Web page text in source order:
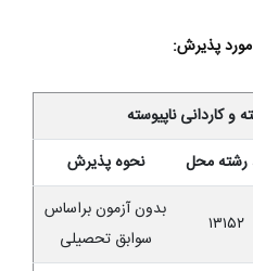
پذیرش:
و کاردانی ناپیوسته
رشته محل نحوه پذیرش
۱۳۱۵۲
بدون آزمون براساس
سوابق تحصیلی